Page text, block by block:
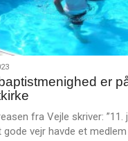
er
fra Vejle skriver: ”11.
gode vejr havde et